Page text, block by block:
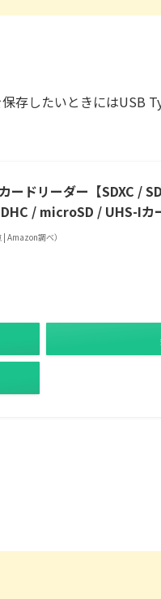
存したいときにはUSB
ドリーダー【SDXC /
/ microSD / UHS-Iカ
Amazon調べ）